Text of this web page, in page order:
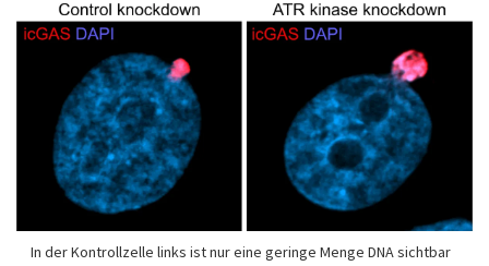
In der Kontrollzelle links ist nur eine geringe Menge DNA sichtbar